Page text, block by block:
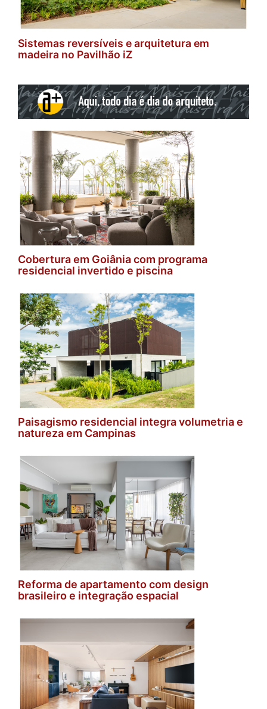
Sistemas reversíveis e arquitetura em
madeira no Pavilhão iZ
Cobertura em Goiânia com programa
residencial invertido e piscina
Paisagismo residencial integra volumetria e
natureza em Campinas
Reforma de apartamento com design
brasileiro e integração espacial